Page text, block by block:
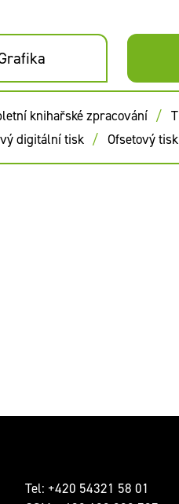
knihařské zpracování
digitální tisk Ofsetový
Tel: +420 54321 58 01